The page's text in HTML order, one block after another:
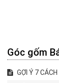
Góc gốm
GỢI Ý 7